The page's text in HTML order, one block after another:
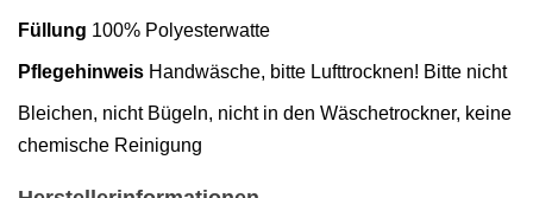
Füllung 100% Polyesterwatte
Pflegehinweis Handwäsche, bitte Lufttrocknen! Bitte nicht
Bleichen, nicht Bügeln, nicht in den Wäschetrockner, keine
chemische Reinigung